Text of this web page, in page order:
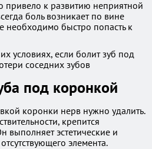
привело к развитию неприятной
боль возникает по вине
необходимо быстро попасть к
под коронкой
коронки нерв нужно удалить.
крепится
выполняет эстетические и
элемента.